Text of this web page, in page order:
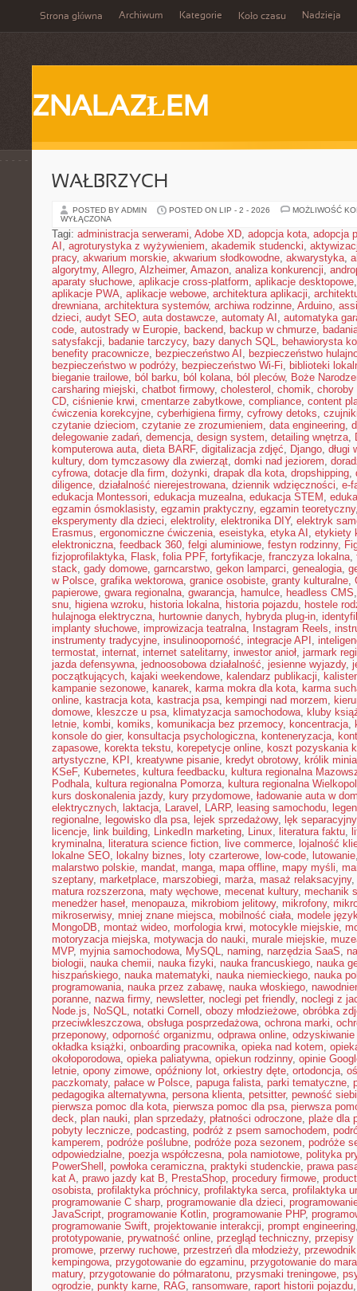
Strona główna Archiwum Kategorie Koło czasu Nadzieja
ZNALAZŁEM
WAŁBRZYCH
POSTED BY ADMIN POSTED ON LIP - 2 - 2026
MOŻLIWOŚĆ
WYŁĄCZONA
Tagi: administracja serwerami, Adobe XD, adopcja kota, adopcja
AI , agroturystyka z wyżywieniem, akademik studencki,
pracy, akwarium morskie, akwarium słodkowodne, akwarystyka,
algorytmy, Allegro, Alzheimer, Amazon, analiza konkurencji,
aparaty słuchowe, aplikacje cross-platform, aplikacje desktopowe
aplikacje PWA, aplikacje webowe, architektura aplikacji,
drewniana, architektura systemów, archiwa rodzinne, Arduino,
dzieci, audyt SEO, auta dostawcze, automaty AI , automatyka
code, autostrady w Europie, backend, backup w chmurze,
satysfakcji, badanie tarczycy, bazy danych SQL, behawiorysta
benefity pracownicze, bezpieczeństwo AI , bezpieczeństwo
bezpieczeństwo w podróży, bezpieczeństwo Wi-Fi, biblioteki
bieganie trailowe, ból barku, ból kolana, ból pleców, Boże
carsharing miejski, chatbot firmowy, cholesterol , chomik, choroby
CD, ciśnienie krwi, cmentarze zabytkowe, compliance, content
ćwiczenia korekcyjne, cyberhigiena firmy, cyfrowy detoks,
czytanie dzieciom, czytanie ze zrozumieniem, data engineering,
delegowanie zadań, demencja, design system, detailing wnętrza,
komputerowa auta, dieta BARF, digitalizacja zdjęć, Django, długi
kultury, dom tymczasowy dla zwierząt, domki nad jeziorem,
cyfrowa, dotacje dla firm, dożynki, drapak dla kota, dropshipping,
diligence, działalność nierejestrowana, dziennik wdzięczności, e-
edukacja Montessori, edukacja muzealna, edukacja STEM ,
egzamin ósmoklasisty, egzamin praktyczny, egzamin teoretyczny
eksperymenty dla dzieci, elektrolity, elektronika DIY, elektryk
Erasmus, ergonomiczne ćwiczenia, eseistyka, etyka AI , etykiety
elektroniczna, feedback 360, felgi aluminiowe, festyn rodzinny,
fizjoprofilaktyka, Flask, folia PPF, fortyfikacje, franczyza lokalna,
stack, gady domowe, garncarstwo, gekon lamparci, genealogia,
w Polsce, grafika wektorowa, granice osobiste, granty kulturalne,
papierowe, gwara regionalna, gwarancja, hamulce, headless CMS
snu, higiena wzroku, historia lokalna, historia pojazdu, hostele
hulajnoga elektryczna, hurtownie danych, hybryda plug-in,
implanty słuchowe, improwizacja teatralna, Instagram Reels,
instrumenty tradycyjne, insulinooporność, integracje API ,
termostat, internat, internet satelitarny, inwestor anioł, jarmark
jazda defensywna, jednoosobowa działalność, jesienne wyjazdy,
początkujących, kajaki weekendowe, kalendarz publikacji,
kampanie sezonowe, kanarek, karma mokra dla kota, karma
online, kastracja kota, kastracja psa, kempingi nad morzem,
domowe, kleszcze u psa, klimatyzacja samochodowa, kluby
letnie, kombi, komiks, komunikacja bez przemocy, koncentracja,
konsole do gier, konsultacja psychologiczna, konteneryzacja,
zapasowe, korekta tekstu, korepetycje online, koszt pozyskania
artystyczne, KPI , kreatywne pisanie, kredyt obrotowy, królik
KSeF, Kubernetes, kultura feedbacku, kultura regionalna
Podhala, kultura regionalna Pomorza, kultura regionalna
kurs doskonalenia jazdy, kury przydomowe, ładowanie auta w
elektrycznych, laktacja, Laravel , LARP, leasing samochodu,
regionalne, legowisko dla psa, lejek sprzedażowy, lęk
licencje, link building, LinkedIn marketing, Linux, literatura faktu,
kryminalna, literatura science fiction, live commerce, lojalność
lokalne SEO, lokalny biznes, loty czarterowe, low-code, lutowanie
malarstwo polskie, mandat, manga, mapa offline, mapy myśli,
szeptany, marketplace, marszobiegi, marża, masaż relaksacyjny,
matura rozszerzona, maty węchowe, mecenat kultury, mechanik
menedżer haseł, menopauza, mikrobiom jelitowy, mikrofony,
mikroserwisy, mniej znane miejsca, mobilność ciała, modele
MongoDB, montaż wideo, morfologia krwi, motocykle miejskie,
motoryzacja miejska, motywacja do nauki, murale miejskie,
MVP, myjnia samochodowa, MySQL, naming, narzędzia SaaS,
biologii, nauka chemii, nauka fizyki, nauka francuskiego, nauka
hiszpańskiego, nauka matematyki, nauka niemieckiego, nauka
programowania, nauka przez zabawę, nauka włoskiego,
poranne, nazwa firmy, newsletter, noclegi pet friendly, noclegi z
Node.js, NoSQL, notatki Cornell , obozy młodzieżowe, obróbka
przeciwkleszczowa, obsługa posprzedażowa, ochrona marki,
przeponowy, odporność organizmu, odprawa online,
okładka książki, onboarding pracownika, opieka nad kotem,
okołoporodowa, opieka paliatywna, opiekun rodzinny, opinie
letnie, opony zimowe, opóźniony lot, orkiestry dęte, ortodoncja,
paczkomaty, pałace w Polsce, papuga falista, parki tematyczne,
pedagogika alternatywna, persona klienta, petsitter, pewność
pierwsza pomoc dla kota, pierwsza pomoc dla psa, pierwsza
deck, plan nauki, plan sprzedaży, płatności odroczone, plaże dla
pobyty lecznicze, podcasting, podróż z psem samochodem,
kamperem, podróże poślubne, podróże poza sezonem, podróże
odpowiedzialne, poezja współczesna, pola namiotowe, polityka
PowerShell , powłoka ceramiczna, praktyki studenckie, prawa
kat A, prawo jazdy kat B, PrestaShop, procedury firmowe,
osobista, profilaktyka próchnicy, profilaktyka serca, profilaktyka
programowanie C sharp, programowanie dla dzieci,
JavaScript, programowanie Kotlin, programowanie PHP,
programowanie Swift, projektowanie interakcji, prompt engineering
prototypowanie, prywatność online, przegląd techniczny, przepisy
promowe, przerwy ruchowe, przestrzeń dla młodzieży,
kempingowa, przygotowanie do egzaminu, przygotowanie do
matury, przygotowanie do półmaratonu, przysmaki treningowe,
ogrodzie, punkty karne, RAG, ransomware, raport historii pojazdu